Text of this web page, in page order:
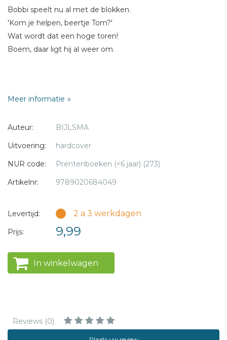
Bobbi speelt nu al met de blokken.
'Kom je helpen, beertje Tom?'
Wat wordt dat een hoge toren!
Boem, daar ligt hij al weer om.
Meer informatie
Auteur:
BIJLSMA
Uitvoering:
hardcover
NUR code:
Prentenboeken (<6 jaar) (273)
Artikelnr:
9789020684049
Levertijd: 2 a 3 werkdagen
Prijs: 9,99
In winkelwagen
Reviews (0)
Titel *
Bericht *